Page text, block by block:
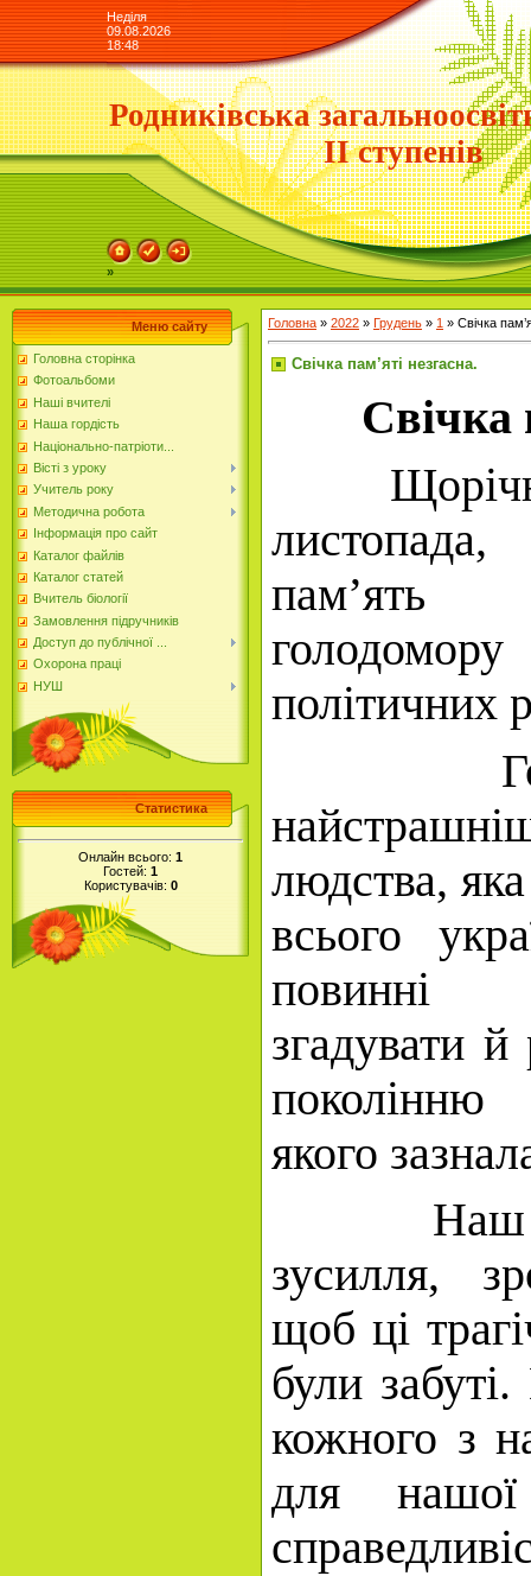
Неділя
09.08.2026
18:48
Родниківська
ІІ ступенів
»
Меню сайту
Головна сторінка
Фотоальбоми
Наші вчителі
Наша гордість
Національно-патріоти...
Вісті з уроку
Учитель року
Методична робота
Інформація про сайт
Каталог файлів
Каталог статей
Вчитель біології
Замовлення підручників
Доступ до публічної ...
Охорона праці
НУШ
Статистика
Онлайн всього: 1
Гостей: 1
Користувачів: 0
Головна » 2022 » Грудень » 1 » Свічка
Свічка пам’яті незгасна.
Свічка
Щорічно,
пам’ять
політичних
людства,
всього
повинні
згадувати
якого
Наш
зусилля,
щоб ці
були
кожного з
для